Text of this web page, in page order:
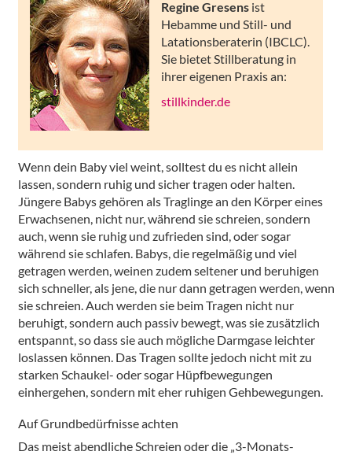
Regine Gresensist
Hebamme und Still- und
Latationsberaterin (IBCLC).
Sie bietet Stillberatung in
ihrer eigenen Praxis an:
stillkinder.de
Wenn dein Baby viel weint, solltest du es nicht allein
lassen, sondern ruhig und sicher tragen oder halten.
Jüngere Babys gehören als Traglinge an den Körper eines
Erwachsenen, nicht nur, während sie schreien, sondern
auch, wenn sie ruhig und zufrieden sind, oder sogar
während sie schlafen. Babys, die regelmäßig und viel
getragen werden, weinen zudem seltener und beruhigen
sich schneller, als jene, die nur dann getragen werden, wenn
sie schreien. Auch werden sie beim Tragen nicht nur
beruhigt, sondern auch passiv bewegt, was sie zusätzlich
entspannt, so dass sie auch mögliche Darmgase leichter
loslassen können. Das Tragen sollte jedoch nicht mit zu
starken Schaukel- oder sogar Hüpfbewegungen
einhergehen, sondern mit eher ruhigen Gehbewegungen.
Auf Grundbedürfnisse achten
Das meist abendliche Schreien oder die „3-Monats-